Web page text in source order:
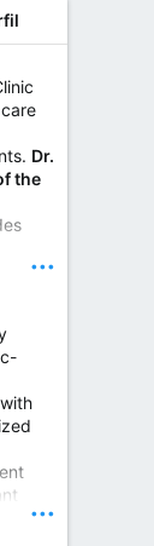
Dr.
the
in
Medchal
•••
•••